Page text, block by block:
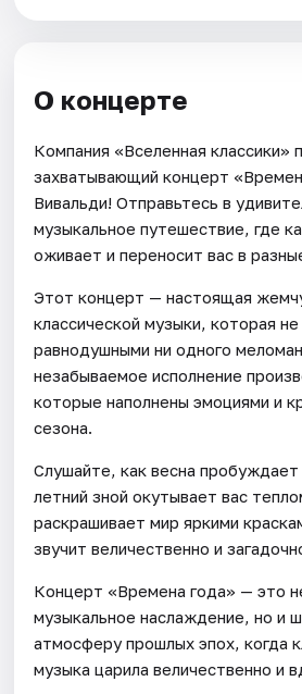
О концерте
Компания «Вселенная классики»
захватывающий концерт
Вивальди! Отправьтесь в
музыкальное путешествие, где
оживает и переносит вас в
Этот концерт — настоящая
классической музыки, которая
равнодушными ни одного
незабываемое исполнение
которые наполнены эмоциями и
сезона.
Слушайте, как весна
летний зной окутывает вас
раскрашивает мир яркими
звучит величественно и
Концерт «Времена года» — это
музыкальное наслаждение, но и
атмосферу прошлых эпох, когда
музыка царила величественно и